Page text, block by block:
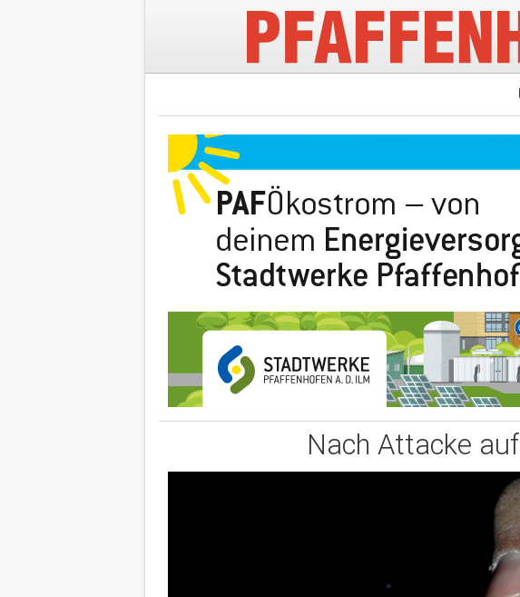
Nach Attacke